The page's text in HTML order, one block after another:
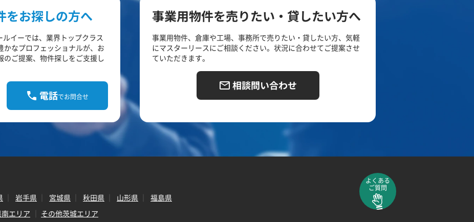
をお探しの方へ
イーでは、業界トップクラス
かなプロフェッショナルが、お
ご提案、物件探しをご支援し
電話でお問合せ
事業用物件を売りたい・貸したい方へ
事業用物件、倉庫や工場、事務所で売りたい・貸したい方、気軽
にマスターリースにご相談ください。状況に合わせてご提案させ
ていただきます。
相談問い合わせ
よくある
ご質問
岩手県 宮城県 秋田県 山形県
福島県
エリア
その他茨城エリア